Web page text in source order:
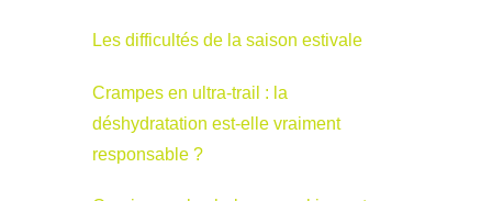
Les difficultés de la saison estivale
Crampes en ultra-trail : la
déshydratation est-elle vraiment
responsable ?